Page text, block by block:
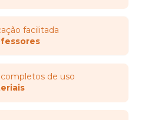
facilitada